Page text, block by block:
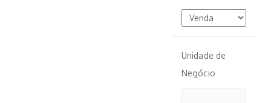
Unidade de
Negócio